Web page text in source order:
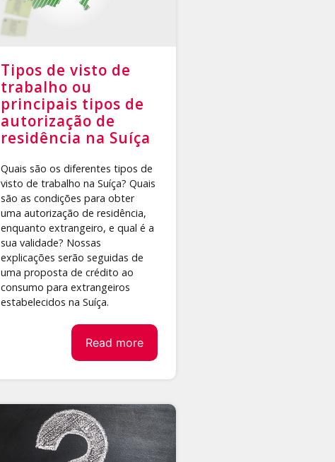
Tipos de visto de
trabalho ou
principais tipos de
autorização de
residência na Suíça
Quais são os diferentes tipos de
visto de trabalho na Suíça? Quais
são as condições para obter
uma autorização de residência,
enquanto extrangeiro, e qual é a
sua validade? Nossas
explicações serão seguidas de
uma proposta de crédito ao
consumo para extrangeiros
estabelecidos na Suíça.
Read more